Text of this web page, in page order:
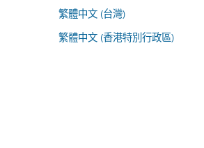
繁體中文 (台灣)
繁體中文 (香港特別行政區)